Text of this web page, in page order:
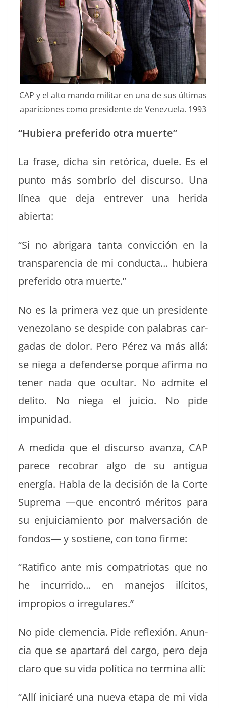
CAP y el alto man­do mil­i­tar en una de sus últi­mas
apari­ciones como pres­i­dente de Venezuela. 1993
“Hubiera preferi­do otra muerte”
La frase, dicha sin retóri­ca, duele. Es el
pun­to más som­brío del dis­cur­so. Una
línea que deja entr­ev­er una heri­da
abierta:
“Si no abri­gara tan­ta con­vic­ción en la
trans­paren­cia de mi con­duc­ta… hubiera
preferi­do otra muerte.”
No es la primera vez que un pres­i­dente
vene­zolano se despi­de con pal­abras car­
gadas de dolor. Pero Pérez va más allá:
se nie­ga a defend­er­se porque afir­ma no
ten­er nada que ocul­tar. No admite el
deli­to. No nie­ga el juicio. No pide
impunidad.
A medi­da que el dis­cur­so avan­za, CAP
parece reco­brar algo de su antigua
energía. Habla de la decisión de la Corte
Supre­ma —que encon­tró méri­tos para
su enjui­ci­amien­to por malver­sación de
fon­dos— y sostiene, con tono firme:
“Rat­i­fi­co ante mis com­pa­tri­o­tas que no
he incur­ri­do… en mane­jos ilíc­i­tos,
impro­pios o irregulares.”
No pide clemen­cia. Pide reflex­ión. Anun­
cia que se apartará del car­go, pero deja
claro que su vida políti­ca no ter­mi­na allí:
“Allí ini­cia­ré una nue­va eta­pa de mi vida